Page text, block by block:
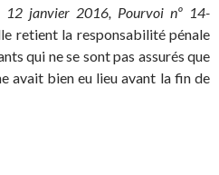
janvier 2016, Pourvoi nº 14-
retient la responsabilité pénale
qui ne se sont pas assurés que
avait bien eu lieu avant la fin de